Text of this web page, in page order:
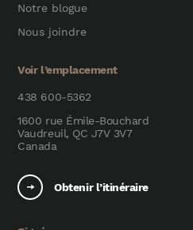
Notre blogue
Nous joindre
Voir l’emplacement
438 600-5362
1600 rue Émile-Bouchard
Vaudreuil, QC J7V 3V7
Canada
Obtenir l’itinéraire